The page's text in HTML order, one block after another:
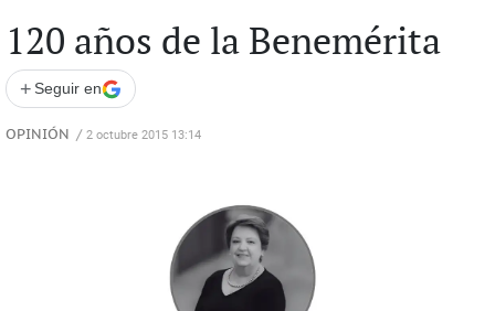
120 años de la Benemérita
+ Seguir en
OPINIÓN / 2 octubre 2015 13:14